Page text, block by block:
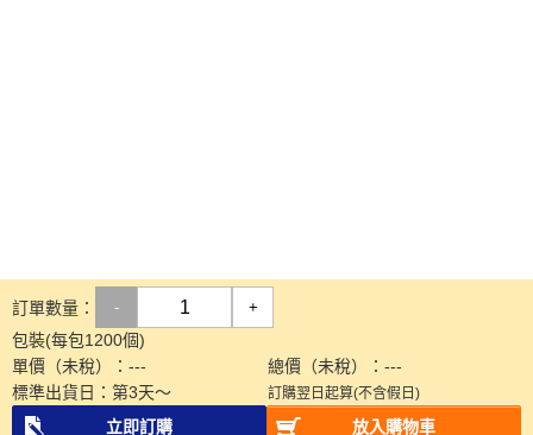
訂單數量： - +
包裝(每包1200個)
單價（未稅）： --- 總價（未稅）： ---
標準出貨日： 第3天～ 訂購翌日起算(不含假日)
立即訂購 放入購物車